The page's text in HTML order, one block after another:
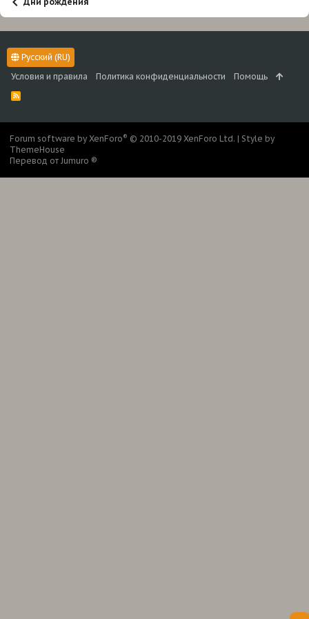
Русский (RU)
Условия и правила
Политика конфиденциальности Помощь
R
Forum software by XenForo® © 2010-2019 XenForo Ltd. | Style by
ThemeHouse
Перевод от Jumuro ®